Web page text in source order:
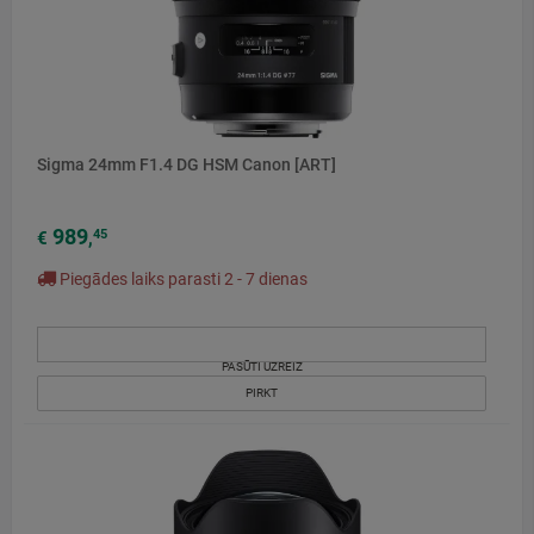
Sigma 24mm F1.4 DG HSM Canon [ART]
€ 989,45
Piegādes laiks parasti 2 - 7 dienas
PASŪTI UZREIZ
PIRKT